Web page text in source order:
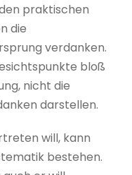
praktischen
die
verdanken.
bloß
nicht die
darstellen.
will, kann
bestehen.